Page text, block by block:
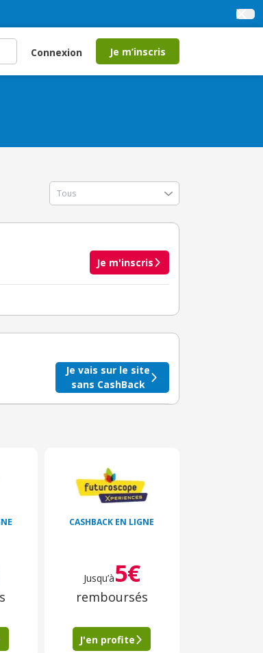
Connexion Je m’inscris
Je m'inscris
après le téléchargement de l'alerte
Je vais sur le site
sans CashBack
CASHBACK EN LIGNE
Jusqu’à5€
remboursés
J'en profite